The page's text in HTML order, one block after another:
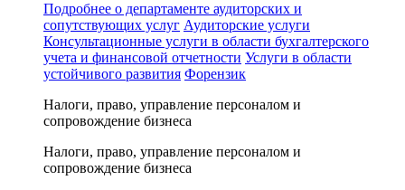
Подробнее о департаменте аудиторских и
сопутствующих услуг Аудиторские услуги
Консультационные услуги в области бухгалтерского
учета и финансовой отчетности Услуги в области
устойчивого развития Форензик
Налоги, право, управление персоналом и
сопровождение бизнеса
Налоги, право, управление персоналом и
сопровождение бизнеса